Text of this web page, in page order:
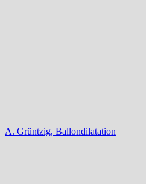
A. Grüntzig, Ballondilatation